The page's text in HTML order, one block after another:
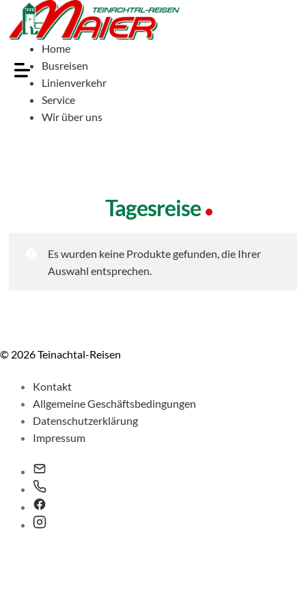
Home
Busreisen
Linienverkehr
Service
Wir über uns
Tagesreise
Es wurden keine Produkte gefunden, die Ihrer
Auswahl entsprechen.
© 2026 Teinachtal-Reisen
Kontakt
Allgemeine Geschäftsbedingungen
Datenschutzerklärung
Impressum